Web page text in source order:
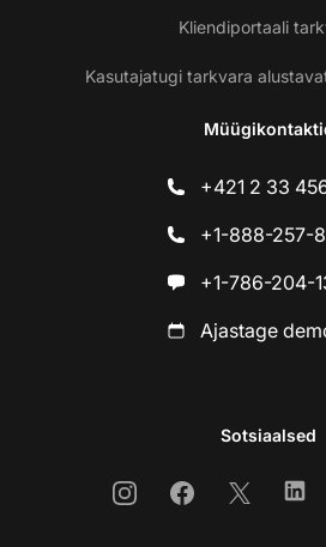
Kliendiportaali
Kasutajatugi tarkvara
+421 2 33
+1-888-257-
+1-786-204-
Ajastage
Sotsiaalsed
InstagramFacebook
X